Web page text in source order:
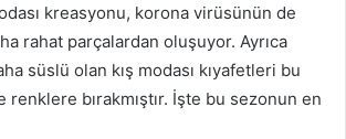
kreasyonu, korona virüsünün de
rahat parçalardan oluşuyor. Ayrıca
süslü olan kış modası kıyafetleri bu
renklere bırakmıştır. İşte bu sezonun en